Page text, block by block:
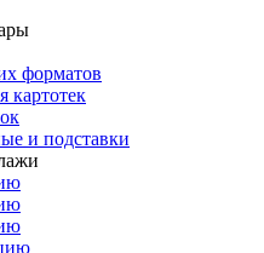
форматов
картотек
и подставки